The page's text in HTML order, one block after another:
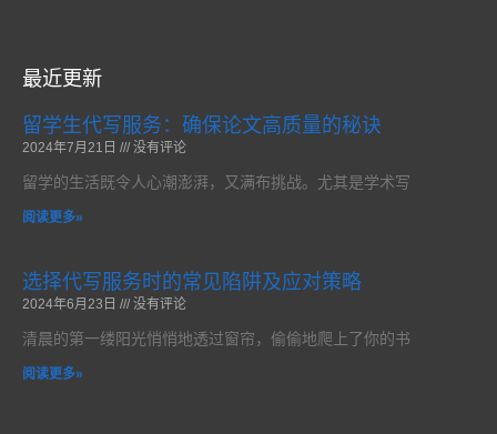
最近更新
留学生代写服务：确保论文高质量的秘诀
2024年7月21日 没有评论
留学的生活既令人心潮澎湃，又满布挑战。尤其是学术写
阅读更多»
选择代写服务时的常见陷阱及应对策略
2024年6月23日 没有评论
清晨的第一缕阳光悄悄地透过窗帘，偷偷地爬上了你的书
阅读更多»